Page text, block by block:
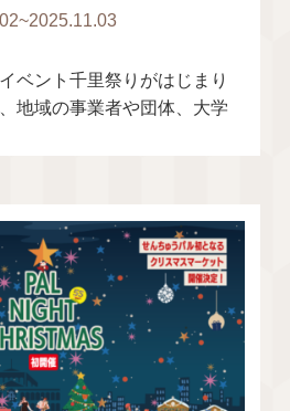
ベント千里祭りがはじまり
地域の事業者や団体、大学